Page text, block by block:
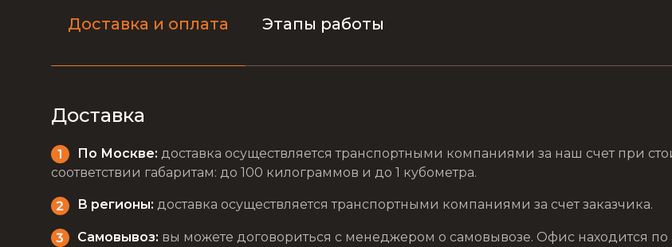
Доставка и оплата Этапы работы
Доставка
По Москве: доставка осуществляется транспортными компаниями за наш счет при
соответствии габаритам: до 100 килограммов и до 1 кубометра.
В регионы: доставка осуществляется транспортными компаниями за счет заказчика.
Самовывоз: вы можете договориться с менеджером о самовывозе. Офис находится по